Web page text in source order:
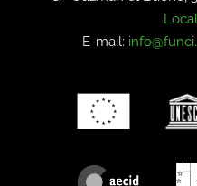
E-mail: